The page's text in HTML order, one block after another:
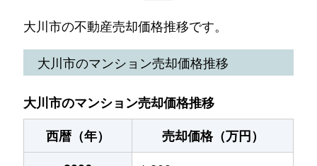
大字向島
100万円 西鉄柳川
大字向島
610万円 八丁牟田
大字向島
1,600万円 八丁牟田
大川市の不動産売却価格推移です。
大川市のマンション売却価格推移
大川市のマンション売却価格推移
西暦（年）
売却価格（万円）